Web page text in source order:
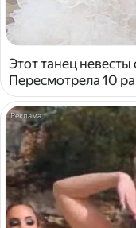
Этот танец невесты
Пересмотрела 10